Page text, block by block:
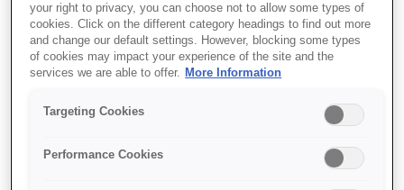
Full-colour inkjet printing
Compact design
Wide variety of media
your right to privacy, you can choose not to allow some types of
cookies. Click on the different category headings to find out more
and change our default settings. However, blocking some types
of cookies may impact your experience of the site and the
services we are able to offer. More Information
Targeting Cookies
Performance Cookies